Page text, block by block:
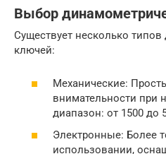
Выбор
Существует несколько
ключей:
Механические:
внимательности при
диапазон: от 1500 до
Электронные: Более
использовании,